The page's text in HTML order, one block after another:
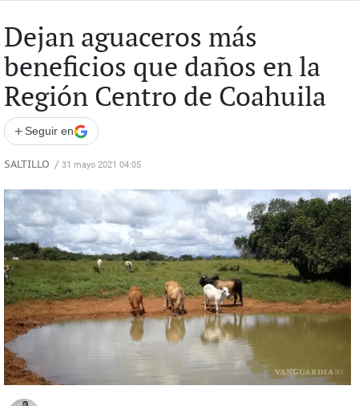
Dejan aguaceros más
beneficios que daños en la
Región Centro de Coahuila
+ Seguir en
SALTILLO / 31 mayo 2021 04:05